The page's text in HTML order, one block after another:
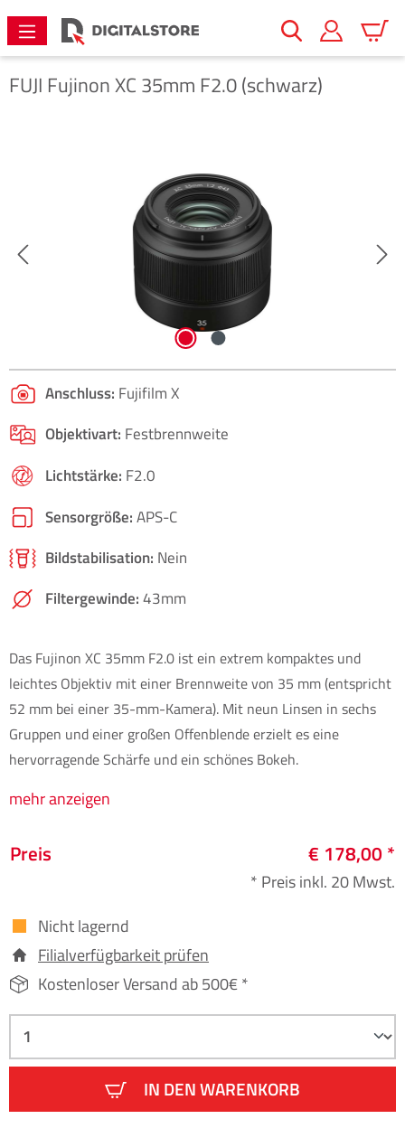
springen
FUJI Fujinon XC 35mm F2.0 (schwarz)
Anschluss: Fujifilm X
Objektivart: Festbrennweite
Lichtstärke: F2.0
Sensorgröße:APS-C
Bildstabilisation: Nein
Filtergewinde:43mm
Das Fujinon XC 35mm F2.0 ist ein extrem kompaktes und
leichtes Objektiv mit einer Brennweite von 35 mm (entspricht
52 mm bei einer 35-mm-Kamera). Mit neun Linsen in sechs
Gruppen und einer großen Offenblende erzielt es eine
hervorragende Schärfe und ein schönes Bokeh.
mehr anzeigen
Preis € 178,00 *
* Preis inkl. 20 Mwst.
Nicht lagernd
Filialverfügbarkeit prüfen
Kostenloser Versand ab 500€ *
IN DEN WARENKORB